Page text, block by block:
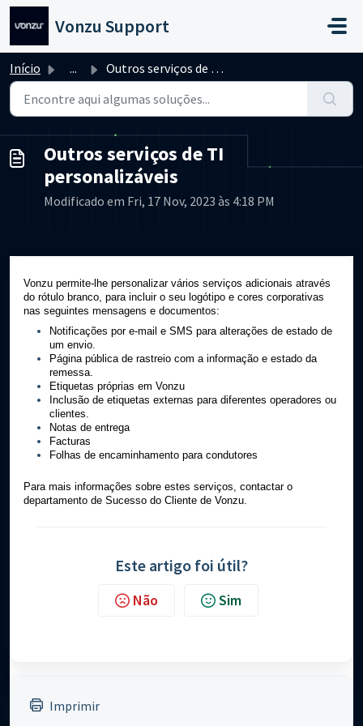
Avançar para o conteúdo principal
Vonzu Support
Início ... Outros serviços de TI personalizáveis
Outros serviços de TI
personalizáveis
Modificado em Fri, 17 Nov, 2023 às 4:18 PM
Vonzu permite-lhe personalizar vários serviços adicionais através
do rótulo branco, para incluir o seu logótipo e cores corporativas
nas seguintes mensagens e documentos:
Notificações por e-mail e SMS para alterações de estado de
um envio.
Página pública de rastreio com a informação e estado da
remessa.
Etiquetas próprias em Vonzu
Inclusão de etiquetas externas para diferentes operadores ou
clientes.
Notas de entrega
Facturas
Folhas de encaminhamento para condutores
Para mais informações sobre estes serviços, contactar o
departamento de Sucesso do Cliente de Vonzu.
Este artigo foi útil?
Não Sim
Imprimir